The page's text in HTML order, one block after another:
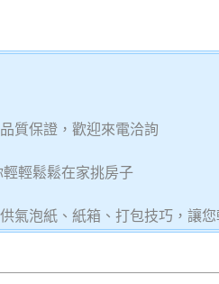
質保證，歡迎來電洽詢
輕鬆鬆在家挑房子
氣泡紙、紙箱、打包技巧，讓